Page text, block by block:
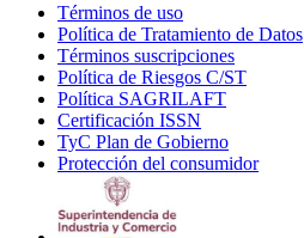
Términos de uso
in
new
window
Política de Tratamiento de Datos
Términos suscripciones
in
Política de Riesgos C/ST
Política SAGRILAFT
new
window
Certificación ISSN
in
new
TyC Plan de Gobierno
in
Protección del consumidorOpens